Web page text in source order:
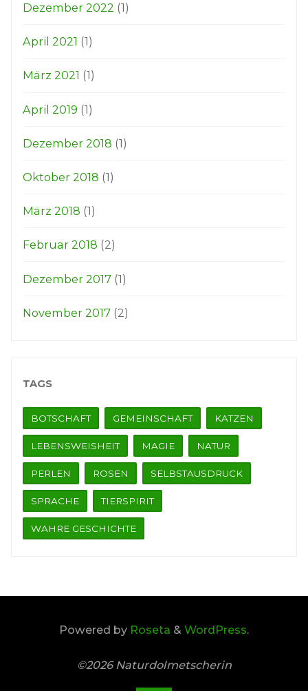
Dezember 2022 (1)
April 2021 (1)
März 2021 (1)
April 2019 (1)
Dezember 2018 (1)
Oktober 2018 (1)
März 2018 (1)
Februar 2018 (2)
Dezember 2017 (1)
November 2017 (2)
TAGS
BOTSCHAFT GEMEINSCHAFT KATZEN
LEBENSWEISHEIT MAGIE NATUR
PERLEN ROSEN SELBSTAUSDRUCK
SPRACHE TIERSPIRIT
WAHRE GESCHICHTE
Powered by Roseta & WordPress.
©2026 Naturdolmetscherin